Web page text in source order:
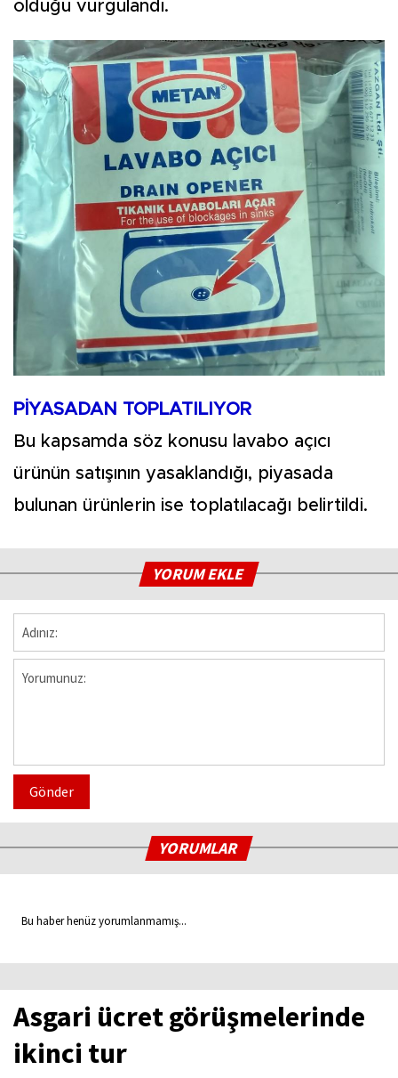
olduğu vurgulandı.
PİYASADAN TOPLATILIYOR
Bu kapsamda söz konusu lavabo açıcı
ürünün satışının yasaklandığı, piyasada
bulunan ürünlerin ise toplatılacağı belirtildi.
YORUM EKLE
Gönder
YORUMLAR
Bu haber henüz yorumlanmamış...
Asgari ücret görüşmelerinde
ikinci tur